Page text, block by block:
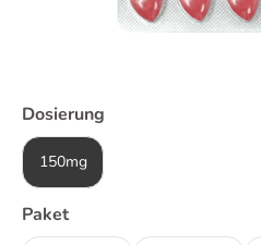
Dosierung
150mg
Paket